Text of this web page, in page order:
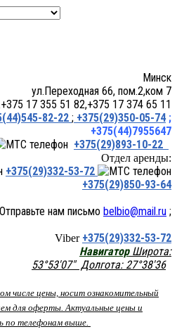
ул.Переходная 66, пом.2,ком 7
17 355 51 82,+375 17 374 65 11
82-22 ; +375(29)350-05-74 ;
+375(44)7955647
+375(29)893-10-22
Отдел аренды:
+375(29)332-53-72
+375(29)850-93-64
belbio@mail.ru ;
Viber +375(29)332-53-72
НавигаторШирота:
53°53'07" Долгота: 27°38'36
числе цены, носит ознакомительный
для оферты. Актуальные цены и
по телефонам выше.